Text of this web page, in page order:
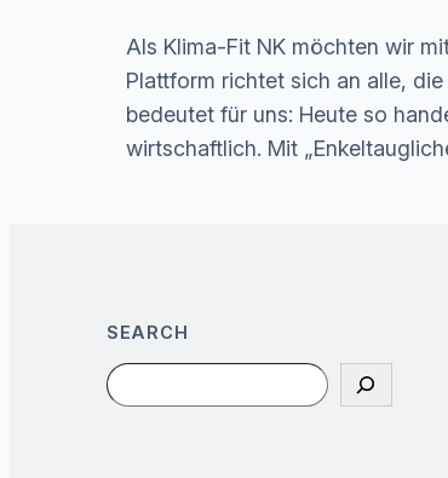
Als Klima-Fit NK möchten wir
Plattform richtet sich an alle,
bedeutet für uns: Heute so
wirtschaftlich. Mit
SEARCH
Search